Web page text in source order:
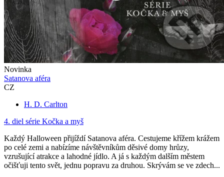
Novinka
Satanova aféra
CZ
H. D. Carlton
4. diel série Kočka a myš
Každý Halloween přijíždí Satanova aféra. Cestujeme křížem krážem
po celé zemi a nabízíme návštěvníkům děsivé domy hrůzy,
vzrušující atrakce a lahodné jídlo. A já s každým dalším městem
očišťuji tento svět, jednu popravu za druhou. Skrývám se ve zdech...